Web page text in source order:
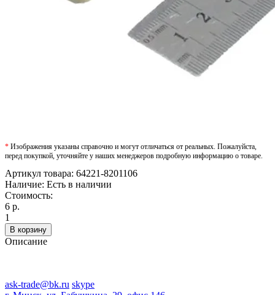
* Изображения указаны справочно и могут отличаться от реальных. Пожалуйста,
перед покупкой, уточняйте у наших менеджеров подробную информацию о товаре.
Артикул товара: 64221-8201106
Наличие: Есть в наличии
Стоимость:
6 р.
1
В корзину
Описание
ask-trade@bk.ru skype